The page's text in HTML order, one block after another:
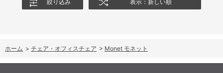
ホーム > チェア・オフィスチェア > Monet モネット